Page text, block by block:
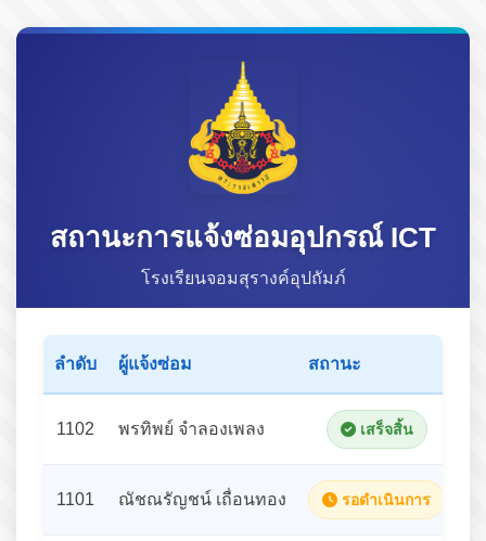
สถานะการแจ้งซ่อมอุปกรณ์ ICT
โรงเรียนจอมสุรางค์อุปถัมภ์
ลำดับ ผู้แจ้งซ่อม สถานะ
1102 พรทิพย์ จำลองเพลง เสร็จสิ้น
1101 ณัชณรัญชน์ เถื่อนทอง รอดำเนินการ